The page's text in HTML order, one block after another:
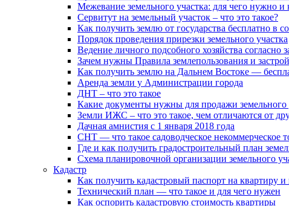
Межевание земельного участка: для чего нужно и
Сервитут на земельный участок – что это такое?
Как получить землю от государства бесплатно в
Порядок проведения прирезки земельного участка
Ведение личного подсобного хозяйства согласно
Зачем нужны Правила землепользования и
Как получить землю на Дальнем Востоке —
Аренда земли у Администрации города
ДНТ – что это такое
Какие документы нужны для продажи земельного
Земли ИЖС – что это такое, чем отличаются от
Дачная амнистия с 1 января 2018 года
СНТ — что такое садоводческое некоммерческое
Где и как получить градостроительный план
Схема планировочной организации земельного
Кадастр
Как получить кадастровый паспорт на квартиру
Технический план — что такое и для чего нужен
Как оспорить кадастровую стоимость квартиры